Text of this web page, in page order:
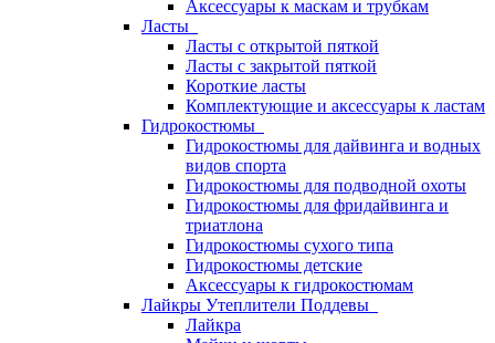
Аксессуары к маскам и трубкам
Ласты
Ласты с открытой пяткой
Ласты с закрытой пяткой
Короткие ласты
Комплектующие и аксессуары к ластам
Гидрокостюмы
Гидрокостюмы для дайвинга и водных
видов спорта
Гидрокостюмы для подводной охоты
Гидрокостюмы для фридайвинга и
триатлона
Гидрокостюмы сухого типа
Гидрокостюмы детские
Аксессуары к гидрокостюмам
Лайкры Утеплители Поддевы
Лайкра